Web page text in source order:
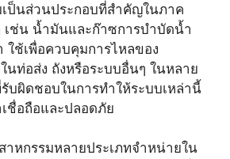
ป็นส่วนประกอบที่สำคัญในภาค
เช่น น้ำมันและก๊าซการบำบัดน้ำ
ใช้เพื่อควบคุมการไหลของ
นท่อส่ง ถังหรือระบบอื่นๆ ในหลาย
บผิดชอบในการทำให้ระบบเหล่านี้
ชื่อถือและปลอดภัย
หกรรมหลายประเภทจำหน่ายใน